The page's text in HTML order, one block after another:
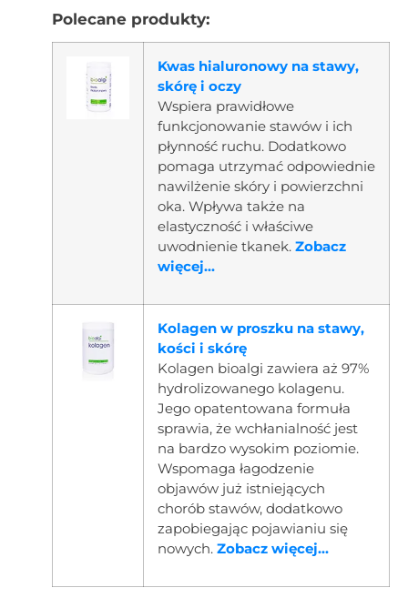
Polecane produkty:
Kwas hialuronowy na stawy,
skórę i oczy
Wspiera prawidłowe
funkcjonowanie stawów i ich
płynność ruchu. Dodatkowo
pomaga utrzymać odpowiednie
nawilżenie skóry i powierzchni
oka. Wpływa także na
elastyczność i właściwe
uwodnienie tkanek. Zobacz
więcej...
Kolagen w proszku na stawy,
kości i skórę
Kolagen bioalgi zawiera aż 97%
hydrolizowanego kolagenu.
Jego opatentowana formuła
sprawia, że wchłanialność jest
na bardzo wysokim poziomie.
Wspomaga łagodzenie
objawów już istniejących
chorób stawów, dodatkowo
zapobiegając pojawianiu się
nowych. Zobacz więcej...